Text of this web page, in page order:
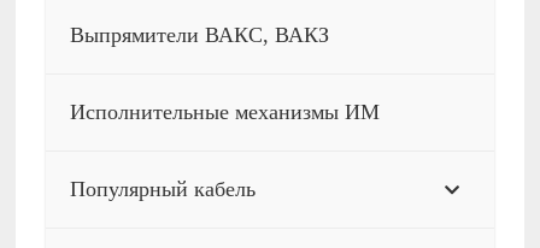
Выпрямители ВАКС, ВАКЗ
Исполнительные механизмы ИМ
Популярный кабель